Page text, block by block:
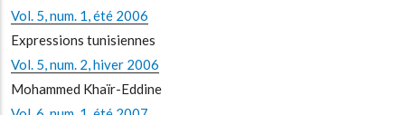
Vol. 5, num. 1, été 2006
Expressions tunisiennes
Vol. 5, num. 2, hiver 2006
Mohammed Khaïr-Eddine